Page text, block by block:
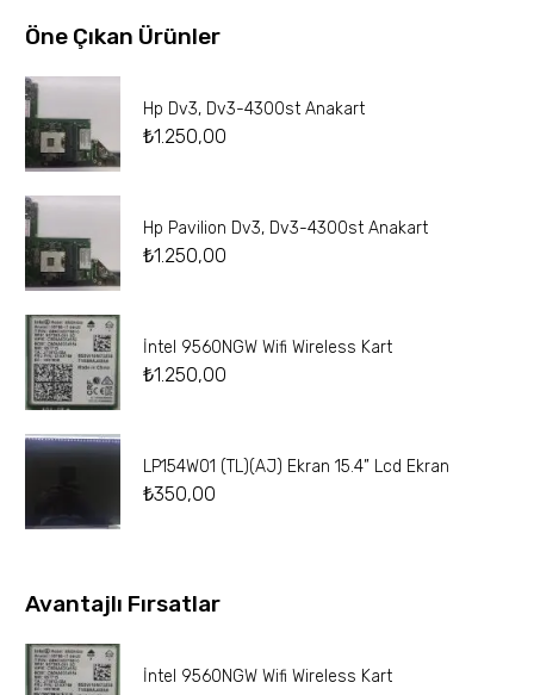
Öne Çıkan Ürünler
Hp Dv3, Dv3-4300st Anakart
₺1.250,00
Hp Pavilion Dv3, Dv3-4300st Anakart
₺1.250,00
İntel 9560NGW Wifi Wireless Kart
₺1.250,00
LP154W01 (TL)(AJ) Ekran 15.4” Lcd Ekran
₺350,00
Avantajlı Fırsatlar
İntel 9560NGW Wifi Wireless Kart